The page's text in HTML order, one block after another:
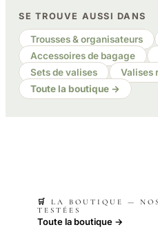
SE TROUVE AUSSI DANS
Trousses & organisateurs
Accessoires de bagage
Sets de valises
Valises
Toute la boutique →
🛒 LA BOUTIQUE —
TESTÉES
Toute la boutique →